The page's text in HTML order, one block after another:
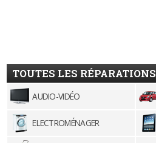
TOUTES LES RÉPARATIONS
AUDIO-VIDÉO
ELECTROMÉNAGER